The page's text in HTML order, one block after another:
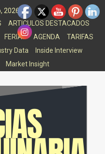
2026
ARTICULOS DESTACADOS
FERIAS AGENDA
TARIFAS
Data
Inside Interview
Market Insight